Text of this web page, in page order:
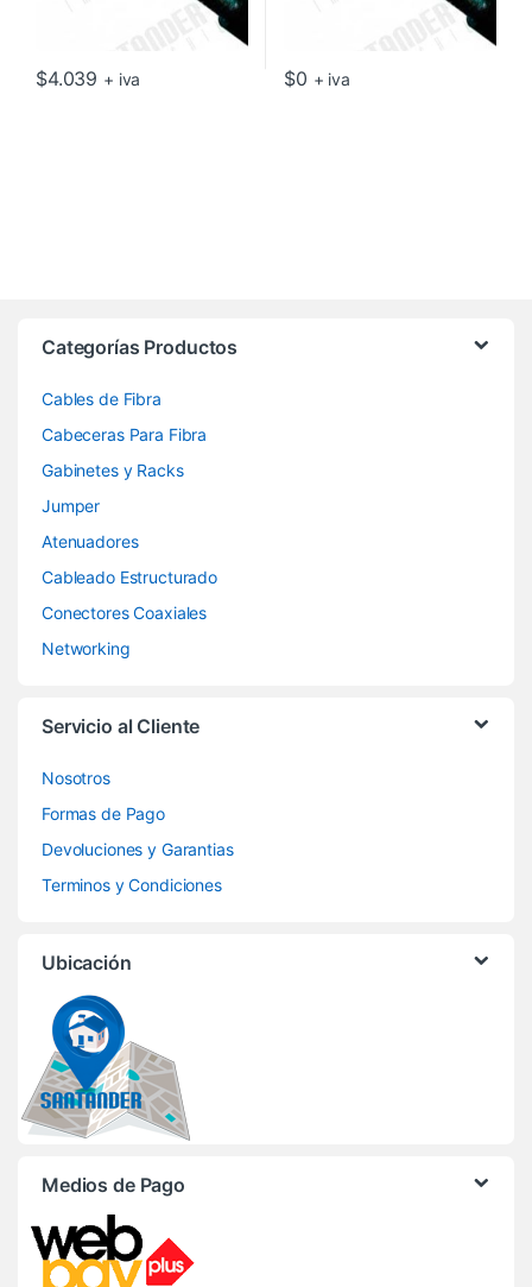
$4.039 + iva $0 + iva
Categorías Productos
Cables de Fibra
Cabeceras Para Fibra
Gabinetes y Racks
Jumper
Atenuadores
Cableado Estructurado
Conectores Coaxiales
Networking
Servicio al Cliente
Nosotros
Formas de Pago
Devoluciones y Garantias
Terminos y Condiciones
Ubicación
Medios de Pago